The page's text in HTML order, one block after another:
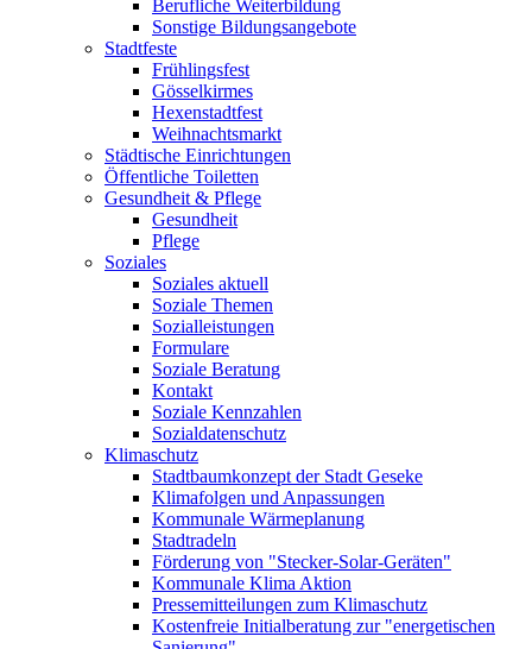
Berufliche Weiterbildung
Sonstige Bildungsangebote
Stadtfeste
Frühlingsfest
Gösselkirmes
Hexenstadtfest
Weihnachtsmarkt
Städtische Einrichtungen
Öffentliche Toiletten
Gesundheit & Pflege
Gesundheit
Pflege
Soziales
Soziales aktuell
Soziale Themen
Sozialleistungen
Formulare
Soziale Beratung
Kontakt
Soziale Kennzahlen
Sozialdatenschutz
Klimaschutz
Stadtbaumkonzept der Stadt Geseke
Klimafolgen und Anpassungen
Kommunale Wärmeplanung
Stadtradeln
Förderung von "Stecker-Solar-Geräten"
Kommunale Klima Aktion
Pressemitteilungen zum Klimaschutz
Kostenfreie Initialberatung zur "energetischen